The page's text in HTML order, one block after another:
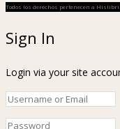
Todos los derechos pertenecen a
Sign In
Login via your site